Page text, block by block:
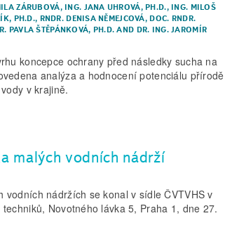
ZÁRUBOVÁ, ING. JANA UHROVÁ, PH.D., ING. MILOŠ
PH.D., RNDR. DENISA NĚMEJCOVÁ, DOC. RNDR.
PAVLA ŠTĚPÁNKOVÁ, PH.D. AND DR. ING. JAROMÍR
koncepce ochrany před následky sucha na
analýza a hodnocení potenciálu přírodě
v krajině.
malých vodních nádrží
vodních nádržích se konal v sídle ČVTVHS v
Novotného lávka 5, Praha 1, dne 27.